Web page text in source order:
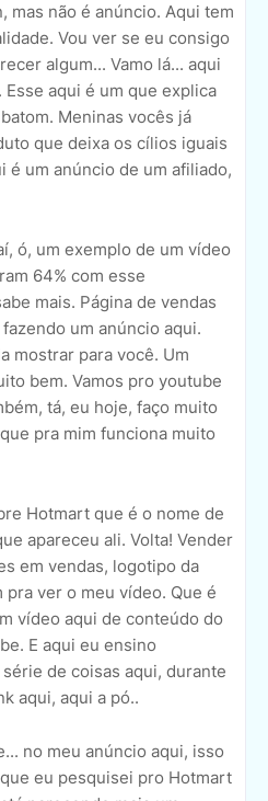
mas não é anúncio. Aqui tem
Vou ver se eu consigo
algum... Vamo lá... aqui
aqui é um que explica
Meninas vocês já
que deixa os cílios iguais
é um anúncio de um afiliado,
ó, um exemplo de um vídeo
64% com esse
mais. Página de vendas
um anúncio aqui.
mostrar para você. Um
bem. Vamos pro youtube
tá, eu hoje, faço muito
pra mim funciona muito
Hotmart que é o nome de
apareceu ali. Volta! Vender
em vendas, logotipo da
ver o meu vídeo. Que é
vídeo aqui de conteúdo do
E aqui eu ensino
de coisas aqui, durante
aqui, aqui a pó..
no meu anúncio aqui, isso
eu pesquisei pro Hotmart